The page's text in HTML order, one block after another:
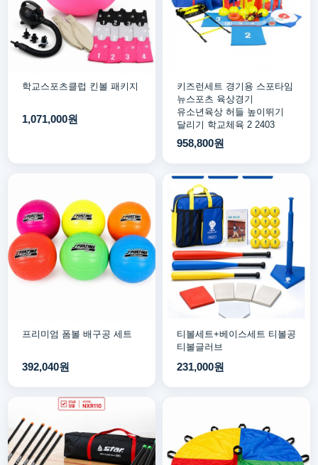
학교스포츠클럽 킨볼 패키지
1,071,000원
키즈런세트 경기용 스포타임
뉴스포츠 육상경기
유소년육상 허들 높이뛰기
달리기 학교체육 2 2403
958,800원
프리미엄 폼볼 배구공 세트
392,040원
티볼세트+베이스세트 티볼공
티볼글러브
231,000원